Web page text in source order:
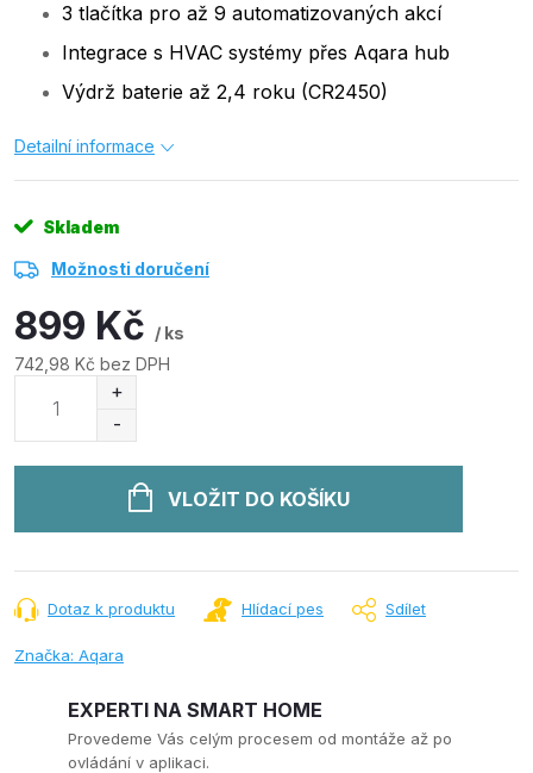
3 tlačítka pro až 9 automatizovaných akcí
Integrace s HVAC systémy přes Aqara hub
Výdrž baterie až 2,4 roku (CR2450)
Detailní informace
Skladem
Možnosti doručení
899 Kč / ks
742,98 Kč bez DPH
VLOŽIT DO KOŠÍKU
Dotaz k produktu Hlídací pes Sdílet
Značka: Aqara
EXPERTI NA SMART HOME
Provedeme Vás celým procesem od montáže až po
ovládání v aplikaci.